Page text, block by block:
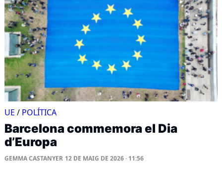
UE / POLÍTICA
Barcelona commemora el Dia
d’Europa
GEMMA CASTANYER 12 DE MAIG DE 2026 · 11:56